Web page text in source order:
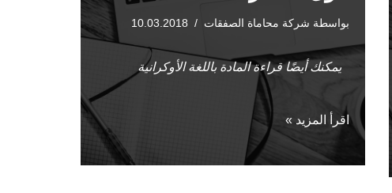
بواسطة شركة محاماة الصفقات 10.03.2018
يمكنك أيضًا قراءة المادة باللغة الأوكرانية
اقرأ المزيد »